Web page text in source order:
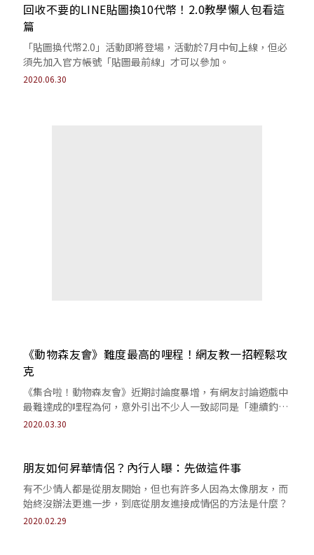
回收不要的LINE貼圖換10代幣！2.0教學懶人包看這
篇
「貼圖換代幣2.0」活動即將登場，活動於7月中旬上線，但必
須先加入官方帳號「貼圖最前線」才可以參加。
2020.06.30
《動物森友會》難度最高的哩程！網友教一招輕鬆攻
克
《集合啦！動物森友會》近期討論度暴增，有網友討論遊戲中
最難達成的哩程為何，意外引出不少人一致認同是「連續釣魚
100次」，也有不少人分享輕鬆通關心法。
2020.03.30
朋友如何昇華情侶？內行人曝：先做這件事
有不少情人都是從朋友開始，但也有許多人因為太像朋友，而
始終沒辦法更進一步，到底從朋友進接成情侶的方法是什麼？
2020.02.29